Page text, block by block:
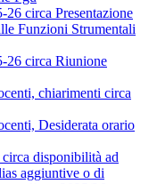
circa Presentazione
Funzioni Strumentali
26 circa Riunione
chiarimenti circa
Desiderata orario
disponibilità ad
aggiuntive o di